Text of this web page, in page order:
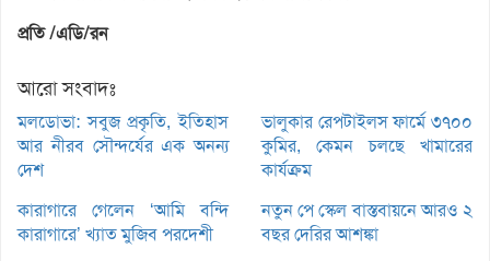
প্রতি /এডি/রন
আরো সংবাদঃ
মলডোভা: সবুজ প্রকৃতি, ইতিহাস
আর নীরব সৌন্দর্যের এক অনন্য
দেশ
ভালুকার রেপটাইলস ফার্মে ৩৭০০
কুমির, কেমন চলছে খামারের
কার্যক্রম
কারাগারে গেলেন ‘আমি বন্দি
কারাগারে’ খ্যাত মুজিব পরদেশী
নতুন পে স্কেল বাস্তবায়নে আরও ২
বছর দেরির আশঙ্কা